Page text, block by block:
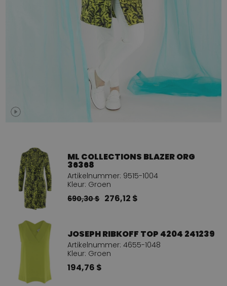
ML COLLECTIONS BLAZER ORG
36368
Artikelnummer: 9515-1004
Kleur: Groen
690,30 $ 276,12 $
JOSEPH RIBKOFF TOP 4204 241239
Artikelnummer: 4655-1048
Kleur: Groen
194,76 $